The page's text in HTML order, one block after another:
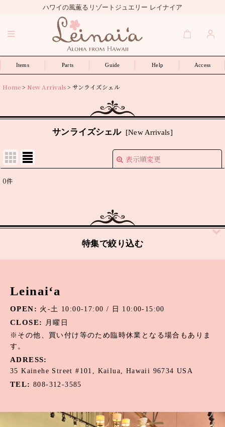
ハワイの風薫るリゾートジュエリー レイナイア
Items Parts Guide Help Access
Home> New Arrivals> サンライズシェル
サンライズシェル [New Arrivals]
表示順変更
表示数
絞り込む
0件
特集で絞り込む
アマゾナイト
アメジスト
オニキス
オパール
Leinai‘a
OPEN: 火-土 10:00-17:00 / 日 10:00-15:00
CLOSE:
月曜日
※その他、買い付け等のため臨時休業となる場合もありま
す。
ADRESS:
35 Kainehe Street #101, Kailua, Hawaii 96734 USA
TEL: 808-312-3585